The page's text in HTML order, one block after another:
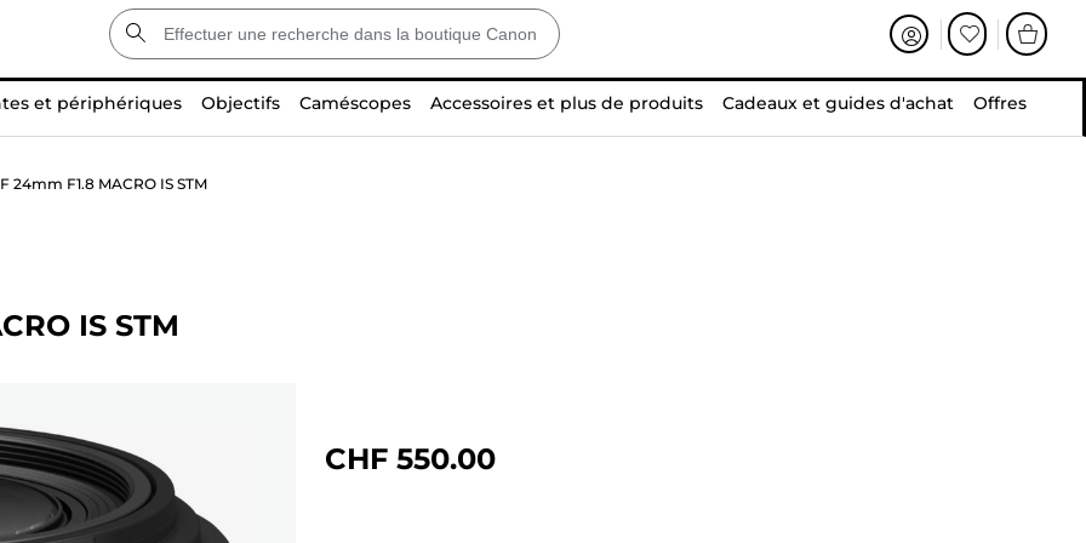
et périphériques Objectifs Caméscopes Accessoires et plus de produits Cadeaux et guides d'achat Offres
24mm F1.8 MACRO IS STM
IS STM
CHF 550.00